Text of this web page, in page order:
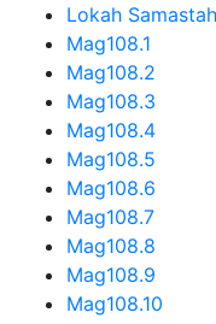
Lokah
Mag108.1
Mag108.2
Mag108.3
Mag108.4
Mag108.5
Mag108.6
Mag108.7
Mag108.8
Mag108.9
Mag108.10